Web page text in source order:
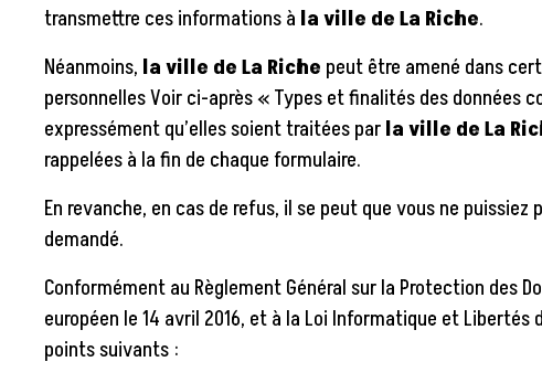
transmettre ces informations à la ville de La Riche.
Néanmoins, la ville de La Riche peut être amené dans
personnellesVoir ci-après « Types et finalités des données
expressément qu’elles soient traitées parla ville de La
rappelées à la fin de chaque formulaire.
En revanche, en cas de refus, il se peut que vous ne
demandé.
Conformément au Règlement Général sur la Protection des
européen le 14 avril 2016, et à la Loi Informatique et Libertés
points suivants :